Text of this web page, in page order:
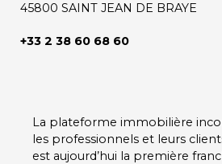
45800 SAINT JEAN DE BRAYE
+33 2 38 60 68 60
La plateforme immobilière
les professionnels et leurs
est aujourd’hui la première